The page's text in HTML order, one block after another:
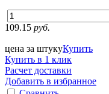
109.15 руб.
цена за штукуКупить
Купить в 1 клик
Расчет доставки
Добавить в избранное